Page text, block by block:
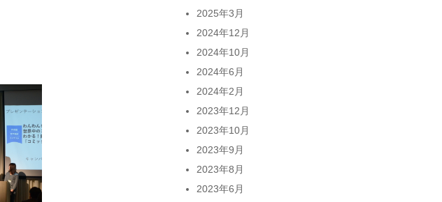
2025年3月
2024年12月
2024年10月
2024年6月
2024年2月
2023年12月
2023年10月
2023年9月
2023年8月
2023年6月